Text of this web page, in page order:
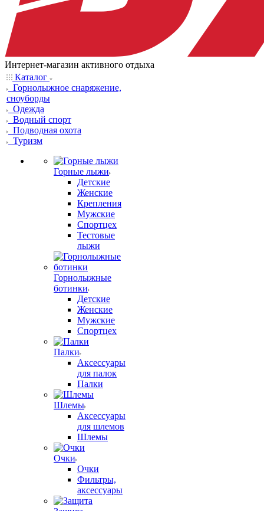
Интернет-магазин активного отдыха
Каталог
Горнолыжное снаряжение,
сноуборды
Одежда
Водный спорт
Подводная охота
Туризм
Горные лыжи
Детские
Женские
Крепления
Мужские
Спортцех
Тестовые
лыжи
Горнолыжные
ботинки
Детские
Женские
Мужские
Спортцех
Палки
Аксессуары
для палок
Палки
Шлемы
Аксессуары
для шлемов
Шлемы
Очки
Очки
Фильтры,
аксессуары